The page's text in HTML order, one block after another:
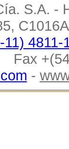
S.A. -
11) 4811-
Fax
-